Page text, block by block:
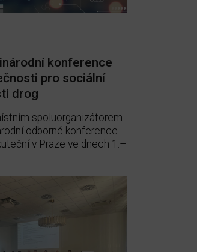
konference
pro sociální
drog
spoluorganizátorem
odborné konference
v Praze ve dnech 1.–